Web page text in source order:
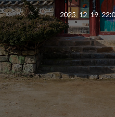
2025. 12. 19.